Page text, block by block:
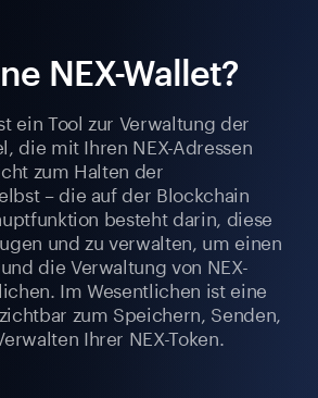
NEX-Wallet?
ein Tool zur Verwaltung der
die mit Ihren NEX-Adressen
zum Halten der
– die auf der Blockchain
besteht darin, diese
und zu verwalten, um einen
die Verwaltung von NEX-
Im Wesentlichen ist eine
zum Speichern, Senden,
Ihrer NEX-Token.